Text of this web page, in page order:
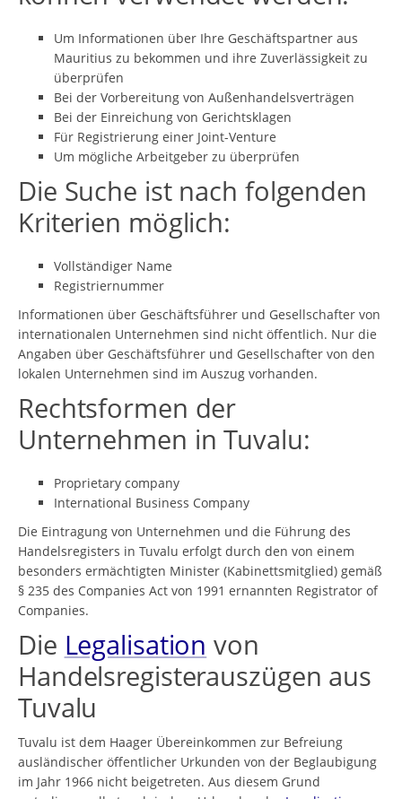
Um Informationen über Ihre Geschäftspartner aus
Mauritius zu bekommen und ihre Zuverlässigkeit zu
überprüfen
Bei der Vorbereitung von Außenhandelsverträgen
Bei der Einreichung von Gerichtsklagen
Für Registrierung einer Joint-Venture
Um mögliche Arbeitgeber zu überprüfen
Die Suche ist nach folgenden
Kriterien möglich:
Vollständiger Name
Registriernummer
Informationen über Geschäftsführer und Gesellschafter von
internationalen Unternehmen sind nicht öffentlich. Nur die
Angaben über Geschäftsführer und Gesellschafter von den
lokalen Unternehmen sind im Auszug vorhanden.
Rechtsformen der
Unternehmen in Tuvalu:
Proprietary company
International Business Company
Die Eintragung von Unternehmen und die Führung des
Handelsregisters in Tuvalu erfolgt durch den von einem
besonders ermächtigten Minister (Kabinettsmitglied) gemäß
§ 235 des Companies Act von 1991 ernannten Registrator of
Companies.
Die Legalisation von
Handelsregisterauszügen aus
Tuvalu
Tuvalu ist dem Haager Übereinkommen zur Befreiung
ausländischer öffentlicher Urkunden von der Beglaubigung
im Jahr 1966 nicht beigetreten. Aus diesem Grund